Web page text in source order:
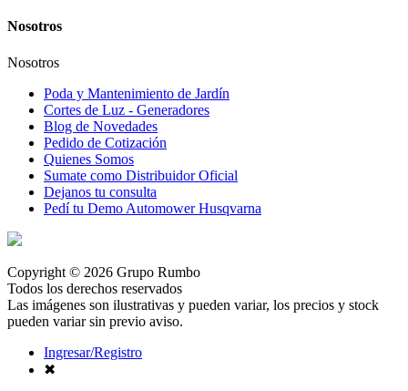
Nosotros
Nosotros
Poda y Mantenimiento de Jardín
Cortes de Luz - Generadores
Blog de Novedades
Pedido de Cotización
Quienes Somos
Sumate como Distribuidor Oficial
Dejanos tu consulta
Pedí tu Demo Automower Husqvarna
Copyright © 2026 Grupo Rumbo
Todos los derechos reservados
Las imágenes son ilustrativas y pueden variar, los precios y stock
pueden variar sin previo aviso.
Ingresar/Registro
✖